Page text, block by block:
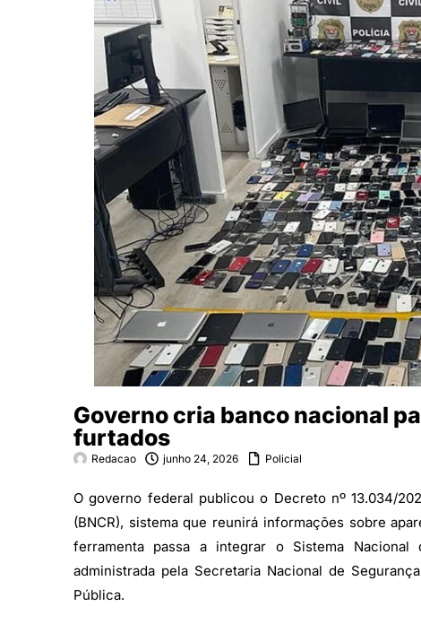
Governo cria banco nacional
furtados
Redacao junho 24, 2026 Policial
O governo federal publicou o Decreto nº 13.034/
(BNCR), sistema que reunirá informações sobre
ferramenta passa a integrar o Sistema
administrada pela Secretaria Nacional de
Pública.